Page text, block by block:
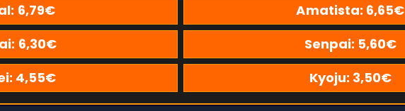
6,79€ Amatista: 6,65€
6,30€ Senpai: 5,60€
4,55€ Kyoju: 3,50€